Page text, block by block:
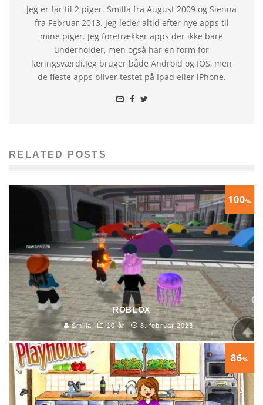
Jeg er far til 2 piger. Smilla fra August 2009 og Sienna
fra Februar 2013. Jeg leder altid efter nye apps til
mine piger. Jeg foretrækker apps der ikke bare
underholder, men også har en form for
læringsværdi.Jeg bruger både Android og IOS, men
de fleste apps bliver testet på Ipad eller iPhone.
RELATED POSTS
100%
ROBLOX
Smilla 10 år 8. februar 2023
86%